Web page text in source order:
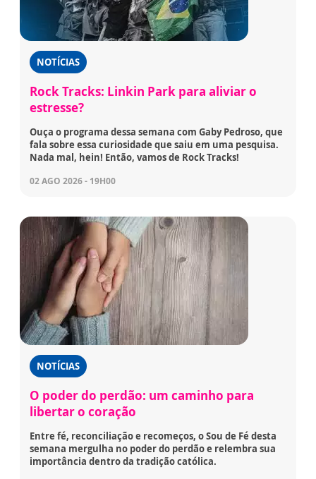
NOTÍCIAS
Rock Tracks: Linkin Park para aliviar o
estresse?
Ouça o programa dessa semana com Gaby Pedroso, que
fala sobre essa curiosidade que saiu em uma pesquisa.
Nada mal, hein! Então, vamos de Rock Tracks!
02 AGO 2026 - 19H00
NOTÍCIAS
O poder do perdão: um caminho para
libertar o coração
Entre fé, reconciliação e recomeços, o Sou de Fé desta
semana mergulha no poder do perdão e relembra sua
importância dentro da tradição católica.